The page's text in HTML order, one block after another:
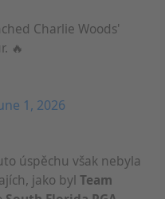
Charlie Woods'
🔥
1, 2026
úspěchu však nebyla
jako byl Team